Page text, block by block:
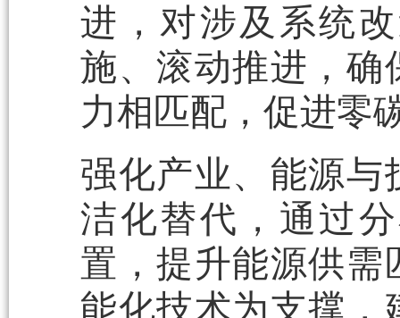
进，对涉及系统
施、滚动推进，确
力相匹配，促进零
强化产业、能源与
洁化替代，通过
置，提升能源供需
能化技术为支撑，